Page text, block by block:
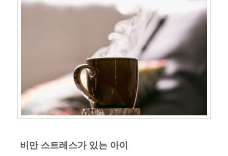
비만 스트레스가 있는 아이